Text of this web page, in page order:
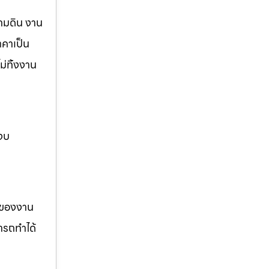
มดิน งาน
าเป็น
ทิ้งงาน
บ
องงาน
ถทำได้